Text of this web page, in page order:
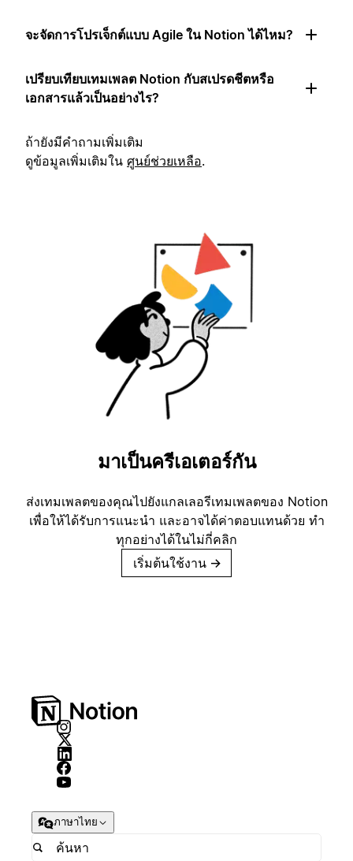
จะจัดการโปรเจ็กต์แบบ Agile ใน Notion ได้ไหม?
เปรียบเทียบเทมเพลต Notion กับสเปรดชีตหรือ
เอกสารแล้วเป็นอย่างไร?
ถ้ายังมีคำถามเพิ่มเติม
ดูข้อมูลเพิ่มเติมใน ศูนย์ช่วยเหลือ.
มาเป็นครีเอเตอร์กัน
ส่งเทมเพลตของคุณไปยังแกลเลอรีเทมเพลตของ Notion
เพื่อให้ได้รับการแนะนำ และอาจได้ค่าตอบแทนด้วย ทำ
ทุกอย่างได้ในไม่กี่คลิก
เริ่มต้นใช้งาน →
ภาษาไทย